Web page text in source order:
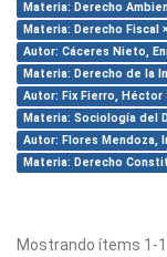
Materia: Derecho
Materia: Derecho Fiscal ×
Autor: Cáceres Nieto,
Materia: Derecho de la
Autor: Fix Fierro, Héctor
Materia: Sociología del
Autor: Flores Mendoza,
Materia: Derecho
Mostrando ítems 1-1